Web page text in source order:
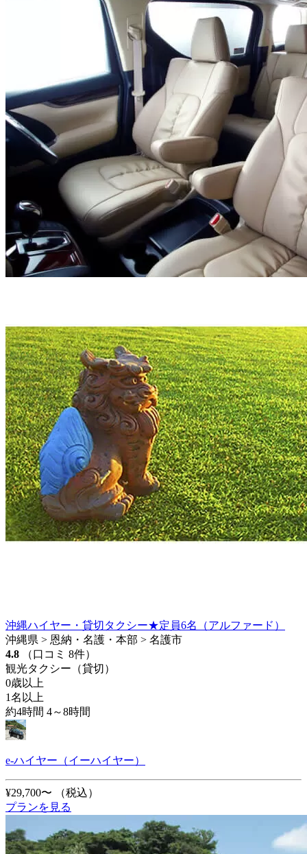
沖縄ハイヤー・貸切タクシー★定員6名（アルファード）
沖縄県 > 恩納・名護・本部 > 名護市
4.8
（口コミ 8件）
観光タクシー（貸切）
0歳以上
1名以上
約4時間 4～8時間
e-ハイヤー（イーハイヤー）
¥29,700〜
（税込）
プランを見る